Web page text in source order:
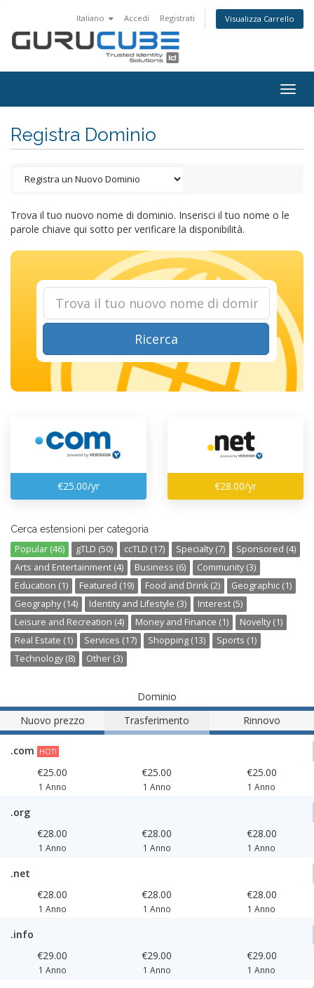
Italiano Accedi Registrati Visualizza Carrello
Registra Dominio
Trova il tuo nuovo nome di dominio. Inserisci il tuo nome o le
parole chiave qui sotto per verificare la disponibilità.
Ricerca
€25.00/yr €28.00/yr
Cerca estensioni per categoria
Popular (46) gTLD (50) ccTLD (17) Specialty (7)
Sponsored (4)
Arts and Entertainment (4)
Business (6)
Community (3)
Education (1)
Featured (19) Food and Drink (2)
Geographic (1)
Geography (14)
Identity and Lifestyle (3)
Interest (5)
Leisure and Recreation (4)
Money and Finance (1)
Novelty (1)
Real Estate (1)
Services (17) Shopping (13)
Sports (1)
Technology (8)
Other (3)
Dominio
Nuovo prezzo
Trasferimento Rinnovo
.com HOT!
€25.00
1 Anno
€25.00
1 Anno
€25.00
1 Anno
.org
€28.00
1 Anno
€28.00
1 Anno
€28.00
1 Anno
.net
€28.00
1 Anno
€28.00
1 Anno
€28.00
1 Anno
.info
€29.00
1 Anno
€29.00
1 Anno
€29.00
1 Anno